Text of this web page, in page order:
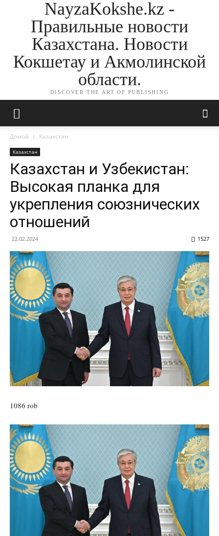
NayzaKokshe.kz -
Правильные новости
Казахстана. Новости
Кокшетау и Акмолинской
области.
DISCOVER THE ART OF PUBLISHING
Домой Казахстан
Казахстан
Казахстан и Узбекистан:
Высокая планка для
укрепления союзнических
отношений
22.02.2024 1527
1086 rob